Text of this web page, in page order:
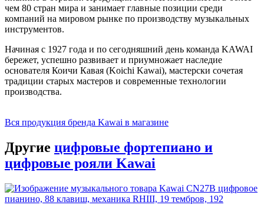
чем 80 стран мира и занимает главные позиции среди
компаний на мировом рынке по производству музыкальных
инструментов.
Начиная с 1927 года и по сегодняшний день команда KAWAI
бережет, успешно развивает и приумножает наследие
основателя Коичи Кавая (Koichi Kawai), мастерски сочетая
традиции старых мастеров и современные технологии
производства.
Вся продукция бренда Kawai в магазине
Другие цифровые фортепиано и
цифровые рояли Kawai